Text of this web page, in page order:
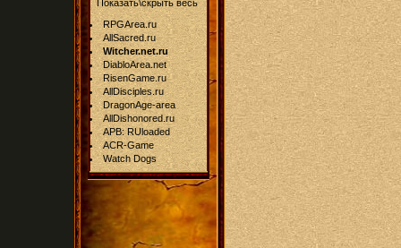
Показать\скрыть весь
RPGArea.ru
AllSacred.ru
Witcher.net.ru
DiabloArea.net
RisenGame.ru
AllDisciples.ru
DragonAge-area
AllDishonored.ru
APB: RUloaded
ACR-Game
Watch Dogs